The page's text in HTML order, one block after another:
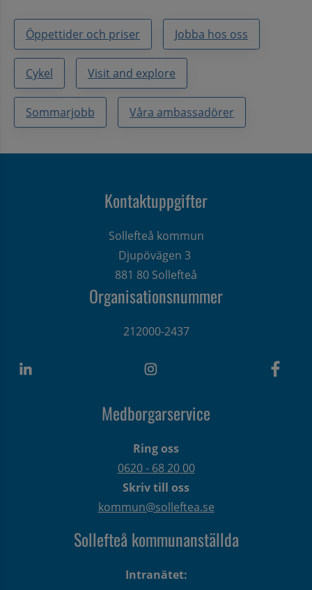
Öppettider och priser Jobba hos oss
Cykel Visit and explore
Sommarjobb Våra ambassadörer
Kontaktuppgifter
Sollefteå kommun
Djupövägen 3
881 80 Sollefteå
Organisationsnummer
212000-2437
Medborgarservice
Ring oss
0620 - 68 20 00
Skriv till oss
kommun@solleftea.se
Sollefteå kommunanställda
Intranätet: